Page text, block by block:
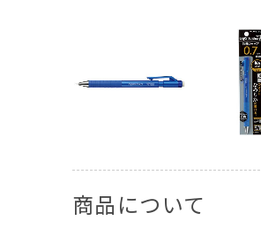
商品について